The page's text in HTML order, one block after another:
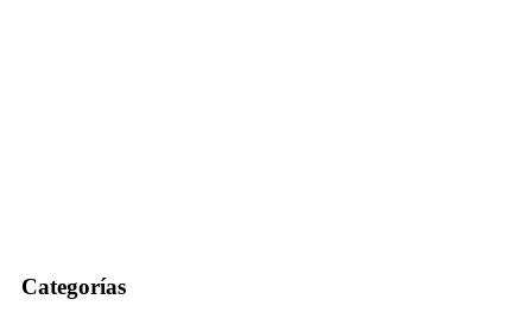
Categorías